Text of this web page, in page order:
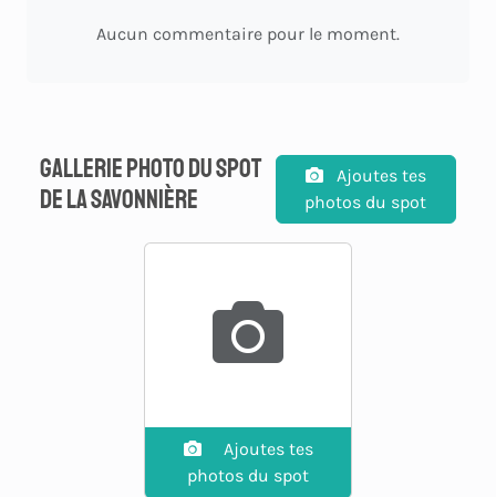
Aucun commentaire pour le moment.
Gallerie photo du spot
de La Savonnière
Ajoutes tes
photos du spot
Ajoutes tes
photos du spot